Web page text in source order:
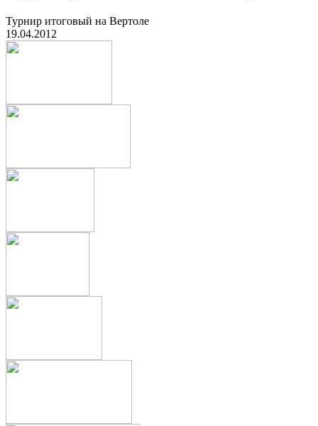
Турнир итоговый на Вертоле
19.04.2012